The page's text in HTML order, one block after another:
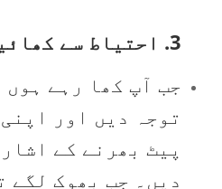
3. احتیاط سے کھائیں:
جب آپ کھا رہے ہوں
توجہ دیں اور
پیٹ بھرنے کے
دیں۔ جب بھوک لگے